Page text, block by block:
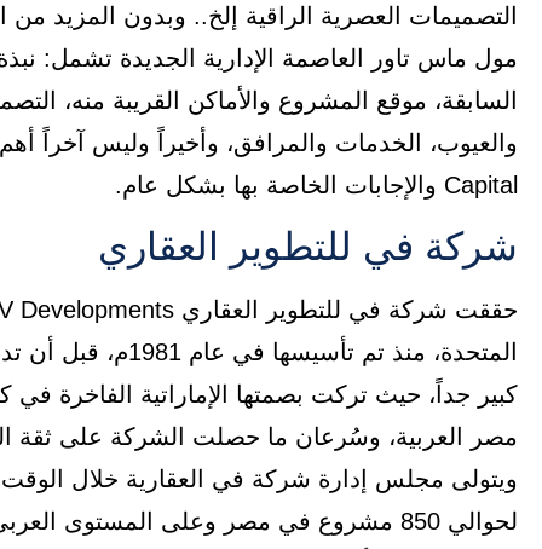
التصميمات العصرية الراقية إلخ.. وبدون المزيد
مول ماس تاور العاصمة الإدارية الجديدة تشمل:
السابقة، موقع المشروع والأماكن القريبة منه،
Capital والإجابات الخاصة بها بشكل عام.
شركة في للتطوير العقاري
المتحدة، منذ تم
كبير جداً، حيث تركت بصمتها الإماراتية
مصر العربية، وسُرعان ما حصلت الشركة على ثقة
ويتولى مجلس إدارة شركة في العقارية خلال
لحوالي 850 مشروع في مصر وعلى المستوى